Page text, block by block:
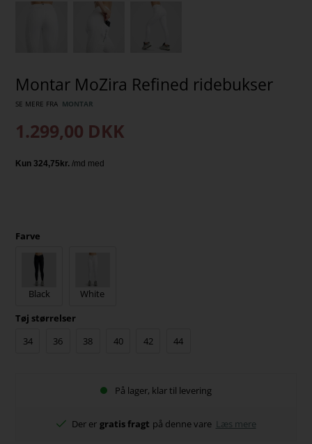
Montar MoZira Refined ridebukser
SE MERE FRA MONTAR
1.299,00 DKK
Farve
Black
White
Tøj størrelser
34
36 38 40 42 44
På lager, klar til levering
Der er gratis fragt på denne vare Læs mere